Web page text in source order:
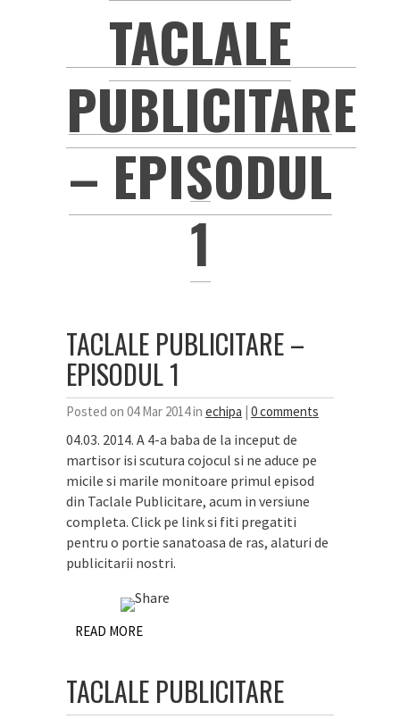
TACLALE
PUBLICITARE
– EPISODUL
1
TACLALE PUBLICITARE –
EPISODUL 1
Posted on 04 Mar 2014 in echipa | 0 comments
04.03. 2014. A 4-a baba de la inceput de
martisor isi scutura cojocul si ne aduce pe
micile si marile monitoare primul episod
din Taclale Publicitare, acum in versiune
completa. Click pe link si fiti pregatiti
pentru o portie sanatoasa de ras, alaturi de
publicitarii nostri.
READ MORE
TACLALE PUBLICITARE